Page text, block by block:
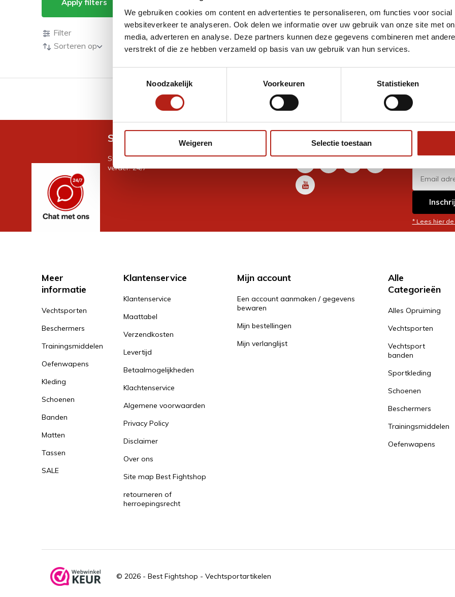
We gebruiken cookies om content en advertenties te personaliseren, om functies voor
websiteverkeer te analyseren. Ook delen we informatie over uw gebruik van onze site met
media, adverteren en analyse. Deze partners kunnen deze gegevens combineren met
verstrekt of die ze hebben verzameld op basis van uw gebruik van hun services.
Noodzakelijk
Voorkeuren Statistieken
Weigeren Selectie toestaan
Apply filters
Producten
Filter
Sorteren op
GRATIS verzending v.a €75 Eenvoudig ruilen of retour
Snel antwoord op je vraag?
Stel je vraag in de chat, en we helpen je graag
verder. 24/7
Volg ons
* Lees hier
Meer
informatie
Vechtsporten
Beschermers
Trainingsmiddelen
Oefenwapens
Kleding
Schoenen
Banden
Matten
Tassen
SALE
Klantenservice
Klantenservice
Maattabel
Verzendkosten
Levertijd
Betaalmogelijkheden
Klachtenservice
Algemene voorwaarden
Privacy Policy
Disclaimer
Over ons
Site map Best Fightshop
retourneren of
herroepingsrecht
Mijn account
Een account aanmaken / gegevens
bewaren
Mijn bestellingen
Mijn verlanglijst
Alle
Categorieën
Alles Opruiming
Vechtsporten
Vechtsport
banden
Sportkleding
Schoenen
Beschermers
Trainingsmiddelen
Oefenwapens
© 2026 - Best Fightshop - Vechtsportartikelen